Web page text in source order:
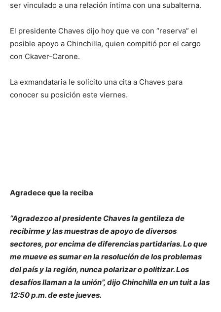
ser vinculado a una relación íntima con una subalterna.
El presidente Chaves dijo hoy que ve con “reserva” el
posible apoyo a Chinchilla, quien compitió por el cargo
con Ckaver-Carone.
La exmandataria le solicito una cita a Chaves para
conocer su posición este viernes.
Agradece que la reciba
“Agradezco al presidente Chaves la gentileza de
recibirme y las muestras de apoyo de diversos
sectores, por encima de diferencias partidarias. Lo que
me mueve es sumar en la resolución de los problemas
del país y la región, nunca polarizar o politizar. Los
desafíos llaman a la unión”, dijo Chinchilla en un tuit a las
12:50 p.m. de este jueves.